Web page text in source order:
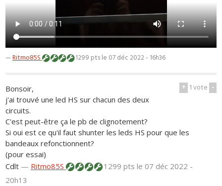
—Ritmo85S 1299 ptsle 07 déc 2022 - 16h36
+ 1vote -
Bonsoir,
j'ai trouvé une led HS sur chacun des deux
circuits.
C'est peut-être ça le pb de clignotement?
Si oui est ce qu'il faut shunter les leds HS pour que les
bandeaux refonctionnent?
(pour essai)
Cdlt — Ritmo85S 1299 ptsle 07 déc 2022 -
20h13